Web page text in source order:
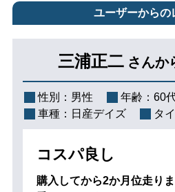
ユーザーからの
三浦正二 さんか
性別： 男性 年齢： 60
車種： 日産デイズ タ
コスパ良し
購入してから2か月位走り